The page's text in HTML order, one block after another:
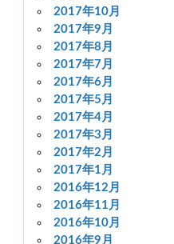
2017年10月
2017年9月
2017年8月
2017年7月
2017年6月
2017年5月
2017年4月
2017年3月
2017年2月
2017年1月
2016年12月
2016年11月
2016年10月
2016年9月